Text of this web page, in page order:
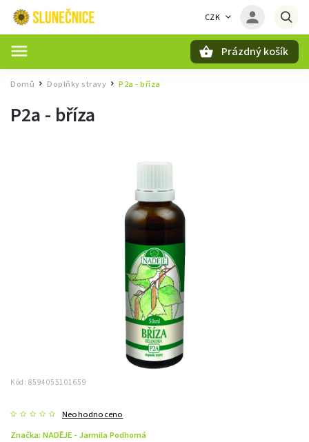
CZK
Prázdný košík
Domů / Doplňky stravy / P2a - bříza
P2a - bříza
Kód: 8594055101659
Neohodnoceno
Značka: NADĚJE - Jarmila Podhorná